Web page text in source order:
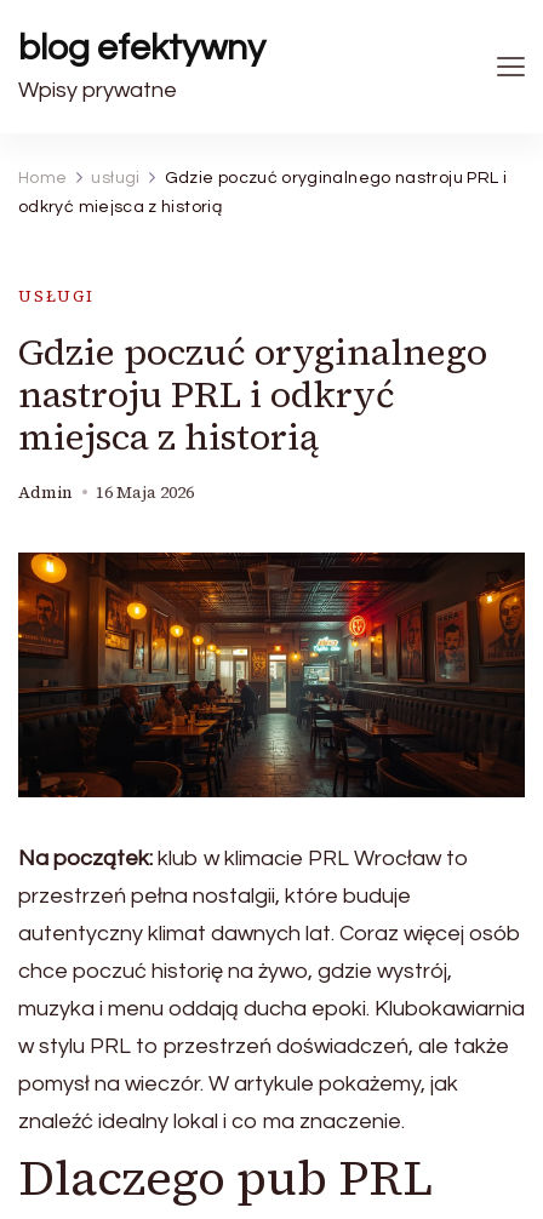
blog efektywny
Wpisy prywatne
Home usługi
Gdzie poczuć oryginalnego nastroju PRL i
odkryć miejsca z historią
USŁUGI
Gdzie poczuć oryginalnego
nastroju PRL i odkryć
miejsca z historią
Admin 16 Maja 2026
Na początek: klub w klimacie PRL Wrocław to
przestrzeń pełna nostalgii, które buduje
autentyczny klimat dawnych lat. Coraz więcej osób
chce poczuć historię na żywo, gdzie wystrój,
muzyka i menu oddają ducha epoki. Klubokawiarnia
w stylu PRL to przestrzeń doświadczeń, ale także
pomysł na wieczór. W artykule pokażemy, jak
znaleźć idealny lokal i co ma znaczenie.
Dlaczego pub PRL